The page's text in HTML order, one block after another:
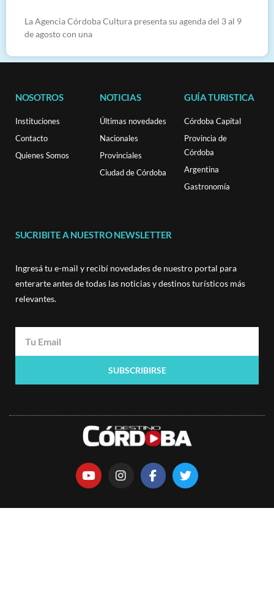
La Agencia Córdoba Cultura presenta su agenda del 3 al 9
de agosto con una
NOSOTROS
Instituciones
Contacto
Quienes Somos
NOTICIAS
Últimas novedades
Nacionales
Provinciales
Ciudad de Córdoba
GUÍA TURISTICA
Córdoba Capital
Provincia de
Córdoba
Argentina
Gastronomía
SUCRIBITE A NUESTRO NEWSLETTER
Ingresá tu e-mail y recibí novedades de nuestro portal para
enterarte antes de todas las noticias y destinos turísticos más
relevantes.
SUBSCRIBIRSE